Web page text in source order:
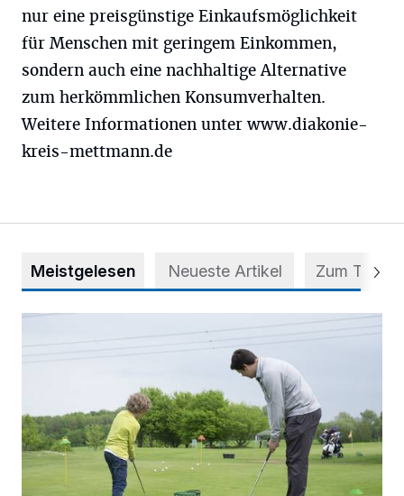
nur eine preisgünstige Einkaufsmöglichkeit
für Menschen mit geringem Einkommen,
sondern auch eine nachhaltige Alternative
zum herkömmlichen Konsumverhalten.
Weitere Informationen unter www.diakonie-
kreis-mettmann.de
Meistgelesen Neueste Artikel Zum Thema